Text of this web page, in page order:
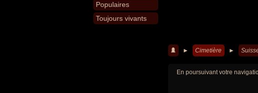
Populaires
Toujours vivants
► Cimetière ►
En poursuivant votre